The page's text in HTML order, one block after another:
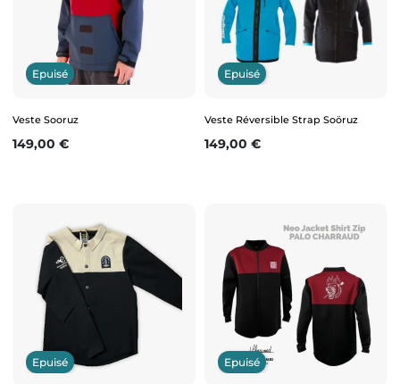
Epuisé
Veste Sooruz
Prix
149,00 €
Epuisé
Veste Réversible Strap Soöruz
Prix
149,00 €
Epuisé Epuisé